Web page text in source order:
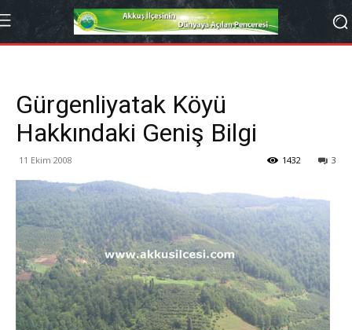
Gürgenliyatak Köyü
Hakkındaki Geniş Bilgi
11 Ekim 2008 3
1432